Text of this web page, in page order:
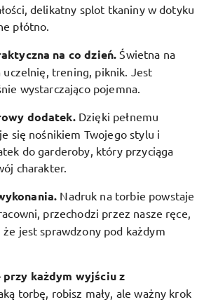
delikatny splot tkaniny w dotyku
płótno.
na co dzień. Świetna na
uczelnię, trening, piknik. Jest
wystarczająco pojemna.
dodatek. Dzięki pełnemu
się nośnikiem Twojego stylu i
do garderoby, który przyciąga
charakter.
Nadruk na torbie powstaje
przechodzi przez nasze ręce,
że jest sprawdzony pod każdym
przy każdym wyjściu z
torbę, robisz mały, ale ważny krok